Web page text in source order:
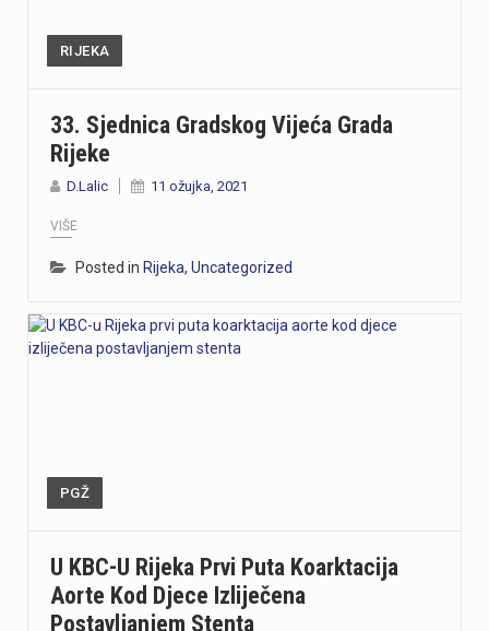
RIJEKA
33. Sjednica Gradskog Vijeća Grada
Rijeke
D.Lalic 11 ožujka, 2021
VIŠE
Posted in Rijeka, Uncategorized
PGŽ
U KBC-U Rijeka Prvi Puta Koarktacija
Aorte Kod Djece Izliječena
Postavljanjem Stenta